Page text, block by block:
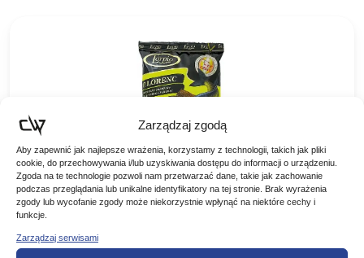
Zarządzaj zgodą
Aby zapewnić jak najlepsze wrażenia, korzystamy z technologii, takich jak pliki
cookie, do przechowywania i/lub uzyskiwania dostępu do informacji o urządzeniu.
Zgoda na te technologie pozwoli nam przetwarzać dane, takie jak zachowanie
podczas przeglądania lub unikalne identyfikatory na tej stronie. Brak wyrażenia
zgody lub wycofanie zgody może niekorzystnie wpłynąć na niektóre cechy i
funkcje.
Zarządzaj serwisami
LORPIO ZANĘTA SUPER JAŹ KLEŃ LESZCZ
1KG